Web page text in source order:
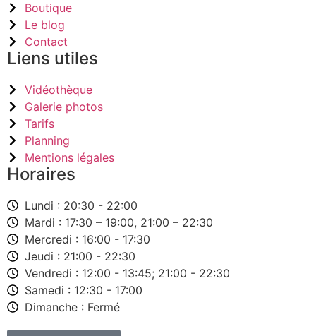
Boutique
Le blog
Contact
Liens utiles
Vidéothèque
Galerie photos
Tarifs
Planning
Mentions légales
Horaires
Lundi : 20:30 - 22:00
Mardi : 17:30 – 19:00, 21:00 – 22:30
Mercredi : 16:00 - 17:30
Jeudi : 21:00 - 22:30
Vendredi : 12:00 - 13:45; 21:00 - 22:30
Samedi : 12:30 - 17:00
Dimanche : Fermé